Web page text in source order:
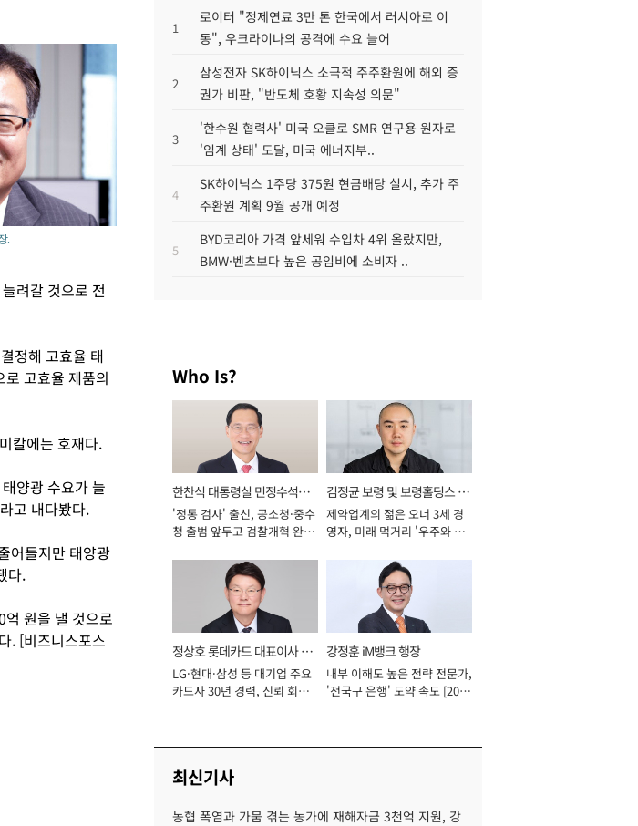
.
려갈 것으로 전
정해 고효율 태
고효율 제품의
칼에는 호재다.
양광 수요가 늘
고 내다봤다.
어들지만 태양광
다.
원을 낼 것으로
. [비즈니스포스
1
로이터 "정제연료 3만 톤 한국에서 러시아로 이
동", 우크라이나의 공격에 수요 늘어
2
삼성전자 SK하이닉스 소극적 주주환원에 해외 증
권가 비판, "반도체 호황 지속성 의문"
3
'한수원 협력사' 미국 오클로 SMR 연구용 원자로
'임계 상태' 도달, 미국 에너지부..
4
SK하이닉스 1주당 375원 현금배당 실시, 추가 주
주환원 계획 9월 공개 예정
5
BYD코리아 가격 앞세워 수입차 4위 올랐지만,
BMW·벤츠보다 높은 공임비에 소비자 ..
Who Is?
한찬식 대통령실 민정수석비
서관
'정통 검사' 출신, 공소청·중수
청 출범 앞두고 검찰개혁 완수
김정균 보령 및 보령홀딩스 대
표이사 사장
제약업계의 젊은 오너 3세 경
영자, 미래 먹거리 '우주와 헬
정상호 롯데카드 대표이사 사
장
LG·현대·삼성 등 대기업 주요
카드사 30년 경력, 신뢰 회복
강정훈 iM뱅크 행장
내부 이해도 높은 전략 전문가,
'전국구 은행' 도약 속도 [2026
최신기사
농협 폭염과 가뭄 겪는 농가에 재해자금 3천억 지원, 강